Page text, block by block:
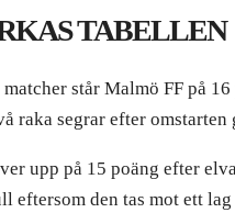
TABELLEN
står Malmö FF på
raka segrar efter
upp på 15 poäng efter
eftersom den tas mot ett